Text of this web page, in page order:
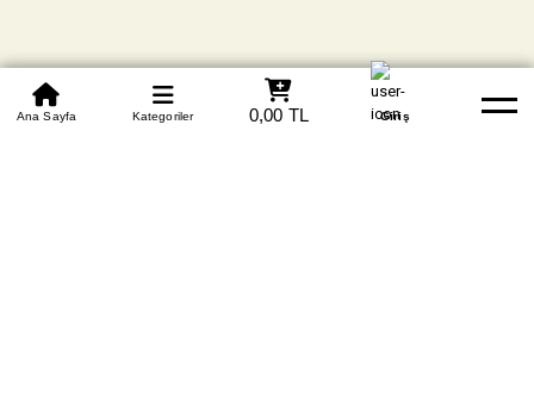
0850 305 09 70
Beden Tablosu Banka Hesapları Whatsapp Yardım
Ana Sayfa Kategoriler 0,00 TL Giriş